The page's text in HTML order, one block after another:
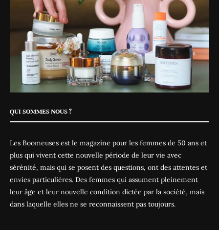
QUI SOMMES NOUS ?
Les Boomeuses est le magazine pour les femmes de 50 ans et
plus qui vivent cette nouvelle période de leur vie avec
sérénité, mais qui se posent des questions, ont des attentes et
envies particulières. Des femmes qui assument pleinement
leur âge et leur nouvelle condition dictée par la société, mais
dans laquelle elles ne se reconnaissent pas toujours.